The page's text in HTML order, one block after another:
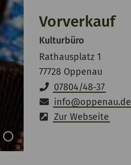
Vorverkauf
Kulturbüro
Rathausplatz 1
77728 Oppenau
07804/48-37
info@oppenau.de
Zur Webseite